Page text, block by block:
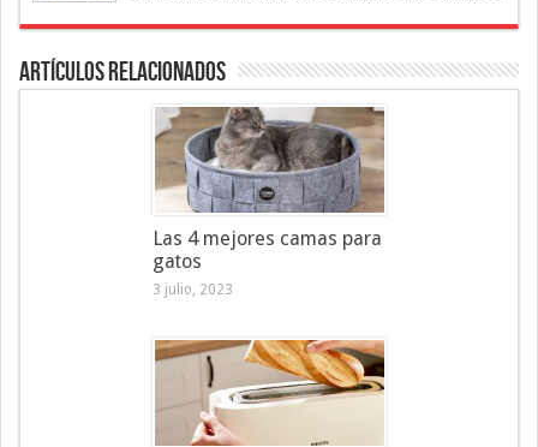
Artículos Relacionados
Las 4 mejores camas para
gatos
3 julio, 2023